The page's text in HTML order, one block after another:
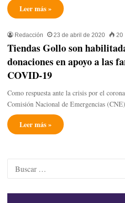
Leer más »
Redacción 23 de abril de 2020 20
Tiendas Gollo son
donaciones en apoyo a las
COVID-19
Como respuesta ante la crisis por el
Comisión Nacional de Emergencias
Leer más »